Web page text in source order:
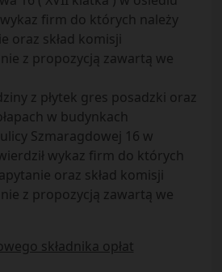
firm do których należy
oraz skład komisji
z propozycją zawartą we
z płytek gres posadzki oraz
w budynkach
Szmaragdowej 16 w
wykaz firm do których
oraz skład komisji
z propozycją zawartą we
składnika opłat